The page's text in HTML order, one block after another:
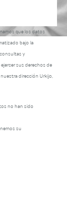
que los datos
bajo la
y
sus derechos de
dirección Urkijo,
no han sido
su